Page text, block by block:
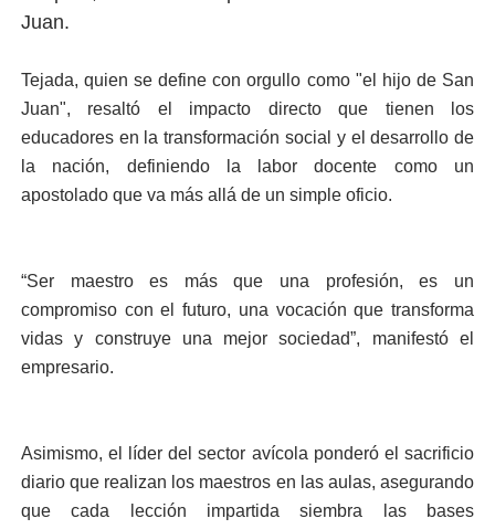
Juan.
​Tejada, quien se define con orgullo como "el hijo de San
Juan", resaltó el impacto directo que tienen los
educadores en la transformación social y el desarrollo de
la nación, definiendo la labor docente como un
apostolado que va más allá de un simple oficio.
​“Ser maestro es más que una profesión, es un
compromiso con el futuro, una vocación que transforma
vidas y construye una mejor sociedad”, manifestó el
empresario.
​Asimismo, el líder del sector avícola ponderó el sacrificio
diario que realizan los maestros en las aulas, asegurando
que cada lección impartida siembra las bases